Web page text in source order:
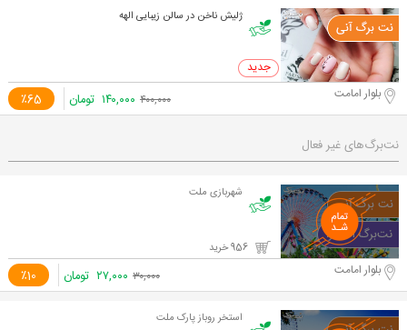
ژلیش ناخن در سالن زیبایی الهه
0 خرید
٪65 بلوار امامت ۴۰۰,۰۰۰ ۱۴۰,۰۰۰ تومان
نت‌برگ‌های غیر فعال
شهربازی ملت
٪10 بلوار امامت ۳۰,۰۰۰ ۲۷,۰۰۰ تومان
استخر روباز پارک ملت